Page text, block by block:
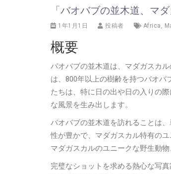
「バオバブの並木道、マダ
1年1月1日 投稿者 Africa ,
概要
バオバブの並木道は、マダガスカ
は、800年以上の樹齢を持つバオ
たちは、特に日の出や日の入りの
な風景を生み出します。
バオバブの並木道を訪れることは
性が豊かで、マダガスカル特有の
マダガスカルのユニークな野生動
完璧なショットを求める熱心な写